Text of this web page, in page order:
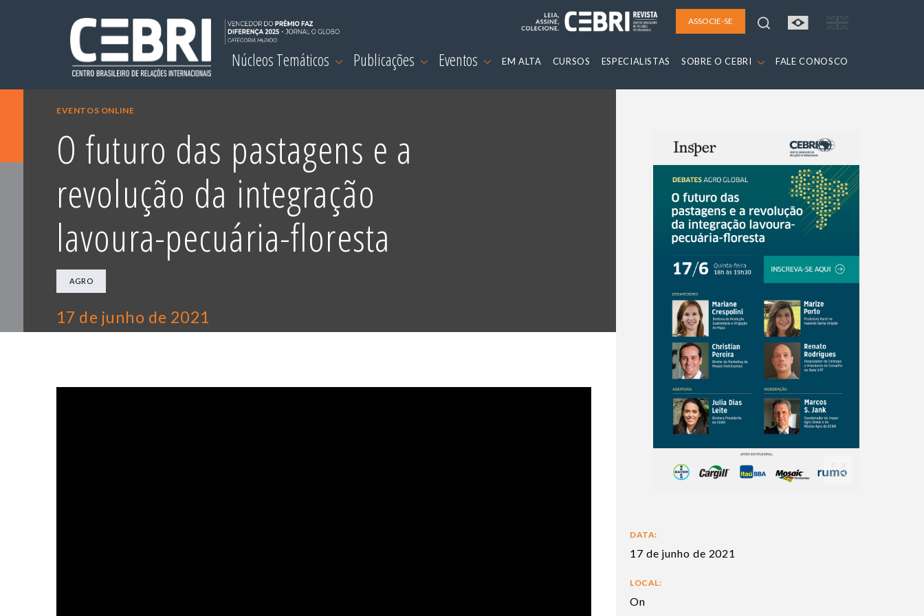
ASSOCIE-SE
Núcleos Temáticos Publicações Eventos EM ALTA CURSOS ESPECIALISTAS SOBRE O CEBRI FALE CONOSCO
EVENTOS ONLINE
O futuro das pastagens e a
revolução da integração
lavoura-pecuária-floresta
AGRO
17 de junho de 2021
DATA:
17 de junho de 2021
LOCAL:
On